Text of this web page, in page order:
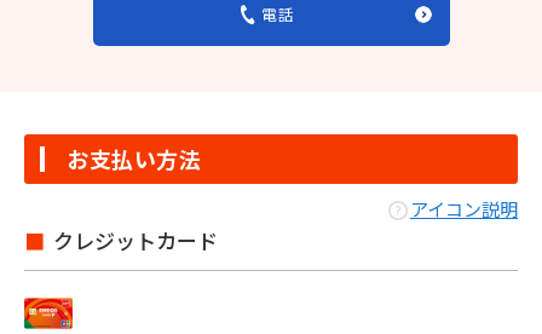
電話
お支払い方法
アイコン説明
クレジットカード